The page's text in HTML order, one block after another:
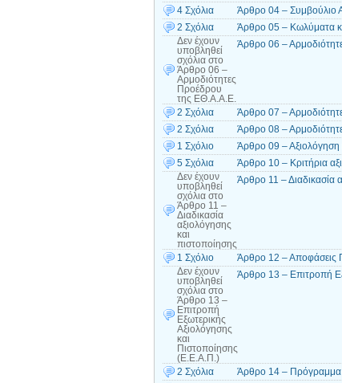
4 Σχόλια
Άρθρο 04 – Συμβούλιο
2 Σχόλια
Άρθρο 05 – Κωλύματα
Δεν έχουν
υποβληθεί
σχόλια στο
Άρθρο 06 –
Αρμοδιότητες
Προέδρου
της ΕΘ.Α.Α.Ε.
Άρθρο 06 –
2 Σχόλια
Άρθρο 07 –
2 Σχόλια
Άρθρο 08 –
1 Σχόλιο
Άρθρο 09 – Αξιολόγηση
5 Σχόλια
Άρθρο 10 – Κριτήρια
Δεν έχουν
υποβληθεί
σχόλια στο
Άρθρο 11 –
Διαδικασία
αξιολόγησης
και
πιστοποίησης
Άρθρο 11 – Διαδικασία
1 Σχόλιο
Άρθρο 12 – Αποφάσεις
Δεν έχουν
υποβληθεί
σχόλια στο
Άρθρο 13 –
Επιτροπή
Εξωτερικής
Αξιολόγησης
και
Πιστοποίησης
(Ε.Ε.Α.Π.)
Άρθρο 13 – Επιτροπή
2 Σχόλια
Άρθρο 14 – Πρόγραμμα